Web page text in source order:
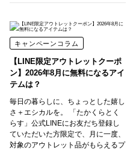
キャンペーンコラム
【LINE限定アウトレットクーポ
ン】2026年8月に無料になるアイ
テムは？
毎日の暮らしに、ちょっとした嬉し
さ＋エシカルを。 「たかくらとく
らす」公式LINEにお友だち登録し
ていただいた方限定で、月に一度、
対象のアウトレット品がもらえるプ